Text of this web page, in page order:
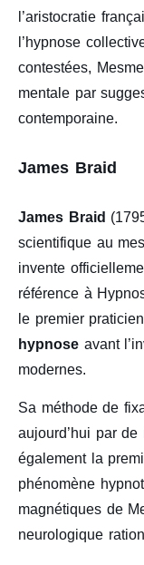
l’aristocratie
l’hypnose
contestées,
mentale par
contemporaine.
James Braid
James Braid
scientifique au
invente
référence à
le premier
hypnose avant
modernes.
Sa méthode de
aujourd’hui par
également la
phénomène
magnétiques de
neurologique